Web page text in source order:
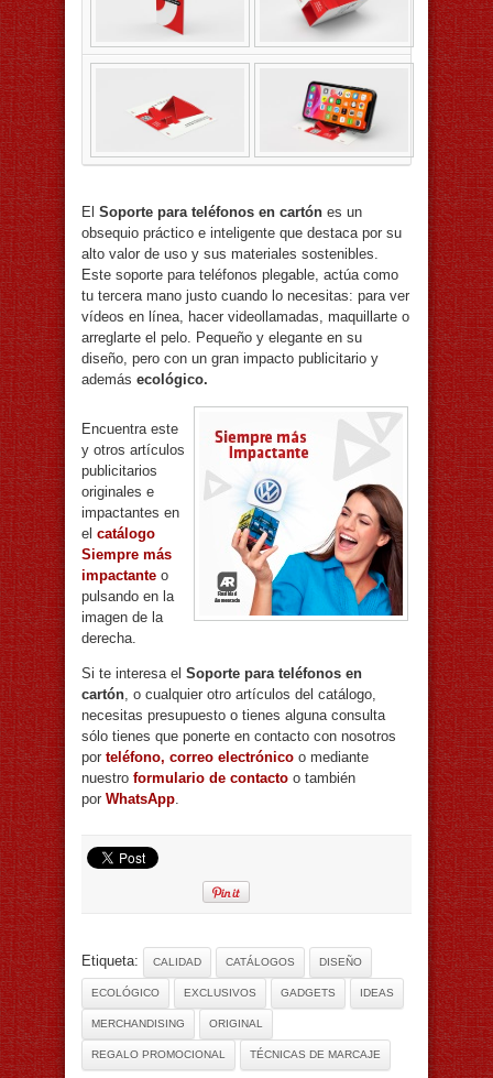
El Soporte para teléfonos en cartón es un
obsequio práctico e inteligente que destaca por su
alto valor de uso y sus materiales sostenibles.
Este soporte para teléfonos plegable, actúa como
tu tercera mano justo cuando lo necesitas: para ver
vídeos en línea, hacer videollamadas, maquillarte o
arreglarte el pelo. Pequeño y elegante en su
diseño, pero con un gran impacto publicitario y
además ecológico.
Encuentra este
y otros artículos
publicitarios
originales e
impactantes en
el catálogo
Siempre más
impactante o
pulsando en la
imagen de la
derecha.
Si te interesa el Soporte para teléfonos en
cartón , o cualquier otro artículos del catálogo,
necesitas presupuesto o tienes alguna consulta
sólo tienes que ponerte en contacto con nosotros
por teléfono, correo electrónico o mediante
nuestro formulario de contacto o también
por WhatsApp
Etiqueta: CALIDAD CATÁLOGOS DISEÑO
ECOLÓGICO EXCLUSIVOS GADGETS IDEAS
MERCHANDISING ORIGINAL
REGALO PROMOCIONAL TÉCNICAS DE MARCAJE